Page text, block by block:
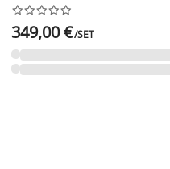






349,00 €/SET